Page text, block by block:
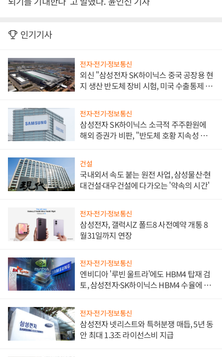
인기기사
전자·전기·정보통신
외신 "삼성전자 SK하이닉스 중국 공장용 현
지 생산 반도체 장비 시험, 미국 수출통제 대
전자·전기·정보통신
삼성전자 SK하이닉스 소극적 주주환원에
해외 증권가 비판, "반도체 호황 지속성 의
건설
국내외서 속도 붙는 원전 사업, 삼성물산·현
대건설·대우건설에 다가오는 '약속의 시간'
전자·전기·정보통신
삼성전자, 갤럭시Z 폴드8 사전예약 개통 8
월31일까지 연장
전자·전기·정보통신
엔비디아 '루빈 울트라'에도 HBM4 탑재 검
토, 삼성전자·SK하이닉스 HBM4 수율에 주
전자·전기·정보통신
삼성전자 넷리스트와 특허분쟁 매듭, 5년 동
안 최대 1.3조 라이선스비 지급